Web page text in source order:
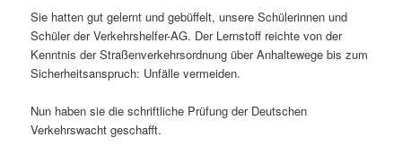
Sie hatten gut gelernt und gebüffelt, unsere Schülerinnen und
Schüler der Verkehrshelfer-AG. Der Lernstoff reichte von der
Kenntnis der Straßenverkehrsordnung über Anhaltewege bis zum
Sicherheitsanspruch: Unfälle vermeiden.
Nun haben sie die schriftliche Prüfung der Deutschen
Verkehrswacht geschafft.